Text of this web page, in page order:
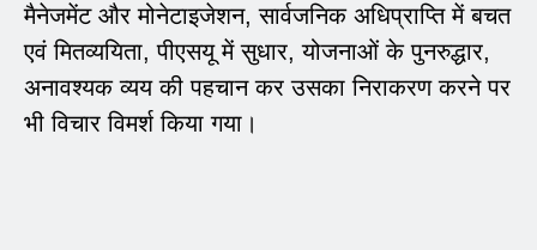
मैनेजमेंट और मोनेटाइजेशन, सार्वजनिक अधिप्राप्ति में बचत
एवं मितव्ययिता, पीएसयू में सुधार, योजनाओं के पुनरुद्धार,
अनावश्यक व्यय की पहचान कर उसका निराकरण करने पर
भी विचार विमर्श किया गया।